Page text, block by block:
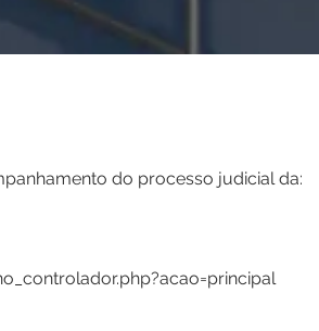
do processo judicial da: